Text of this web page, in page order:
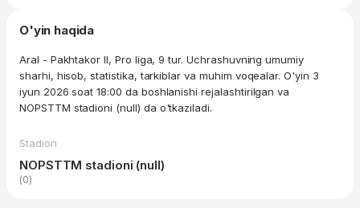
O'yin haqida
Aral - Pakhtakor II, Pro liga, 9 tur. Uchrashuvning umumiy
sharhi, hisob, statistika, tarkiblar va muhim voqealar. O'yin 3
iyun 2026 soat 18:00 da boshlanishi rejalashtirilgan va
NOPSTTM stadioni (null) da o'tkaziladi.
Stadion
NOPSTTM stadioni (null)
(0)